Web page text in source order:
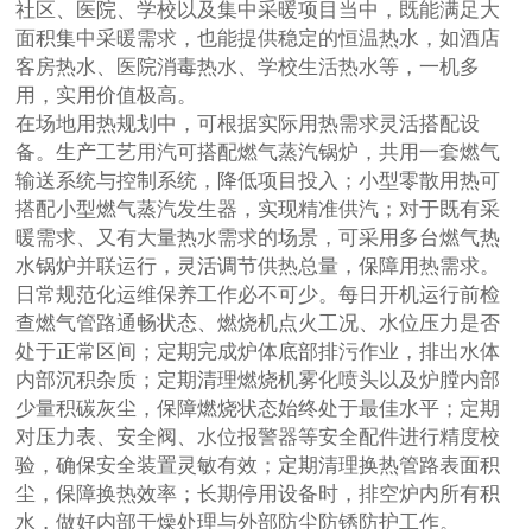
社区、医院、学校以及集中采暖项目当中，既能满足大
面积集中采暖需求，也能提供稳定的恒温热水，如酒店
客房热水、医院消毒热水、学校生活热水等，一机多
用，实用价值极高。
在场地用热规划中，可根据实际用热需求灵活搭配设
备。生产工艺用汽可搭配燃气蒸汽锅炉，共用一套燃气
输送系统与控制系统，降低项目投入；小型零散用热可
搭配小型燃气蒸汽发生器，实现精准供汽；对于既有采
暖需求、又有大量热水需求的场景，可采用多台燃气热
水锅炉并联运行，灵活调节供热总量，保障用热需求。
日常规范化运维保养工作必不可少。每日开机运行前检
查燃气管路通畅状态、燃烧机点火工况、水位压力是否
处于正常区间；定期完成炉体底部排污作业，排出水体
内部沉积杂质；定期清理燃烧机雾化喷头以及炉膛内部
少量积碳灰尘，保障燃烧状态始终处于最佳水平；定期
对压力表、安全阀、水位报警器等安全配件进行精度校
验，确保安全装置灵敏有效；定期清理换热管路表面积
尘，保障换热效率；长期停用设备时，排空炉内所有积
水，做好内部干燥处理与外部防尘防锈防护工作。